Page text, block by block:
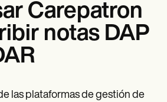
Carepatron
notas DAP
las plataformas de gestión de